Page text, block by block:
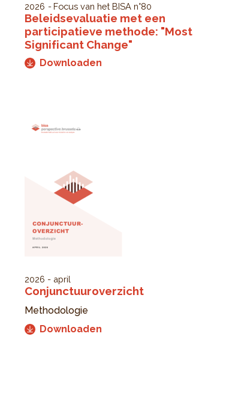
2026 Focus van het BISAn°80
Beleidsevaluatie met een
participatieve methode: "Most
Significant Change"
Downloaden
2026 - april
Conjunctuuroverzicht
Methodologie
Downloaden